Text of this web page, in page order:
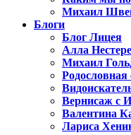
Михаил
Блоги
Блог Лицея
Алла
Михаил
Вернисаж с
Валентина
Лариса